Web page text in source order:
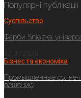
Популярні публікації
Суспільство
Фарби Sniezka:
Бізнес та економіка
Промышленные
решение